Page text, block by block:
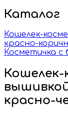
Каталог
Кошелек-
красно-
Косметичка с
Кошелек-
красно-